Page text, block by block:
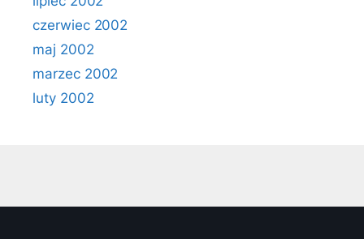
czerwiec 2002
maj 2002
marzec 2002
luty 2002